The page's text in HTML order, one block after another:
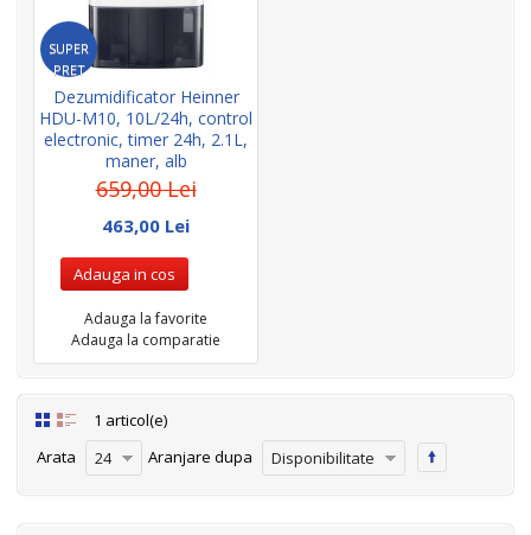
SUPER
PRET
Dezumidificator Heinner
HDU-M10, 10L/24h, control
electronic, timer 24h, 2.1L,
maner, alb
659,00 Lei
463,00 Lei
Adauga in cos
Adauga la favorite
Adauga la comparatie
1 articol(e)
Arata
24 Aranjare dupa Disponibilitate